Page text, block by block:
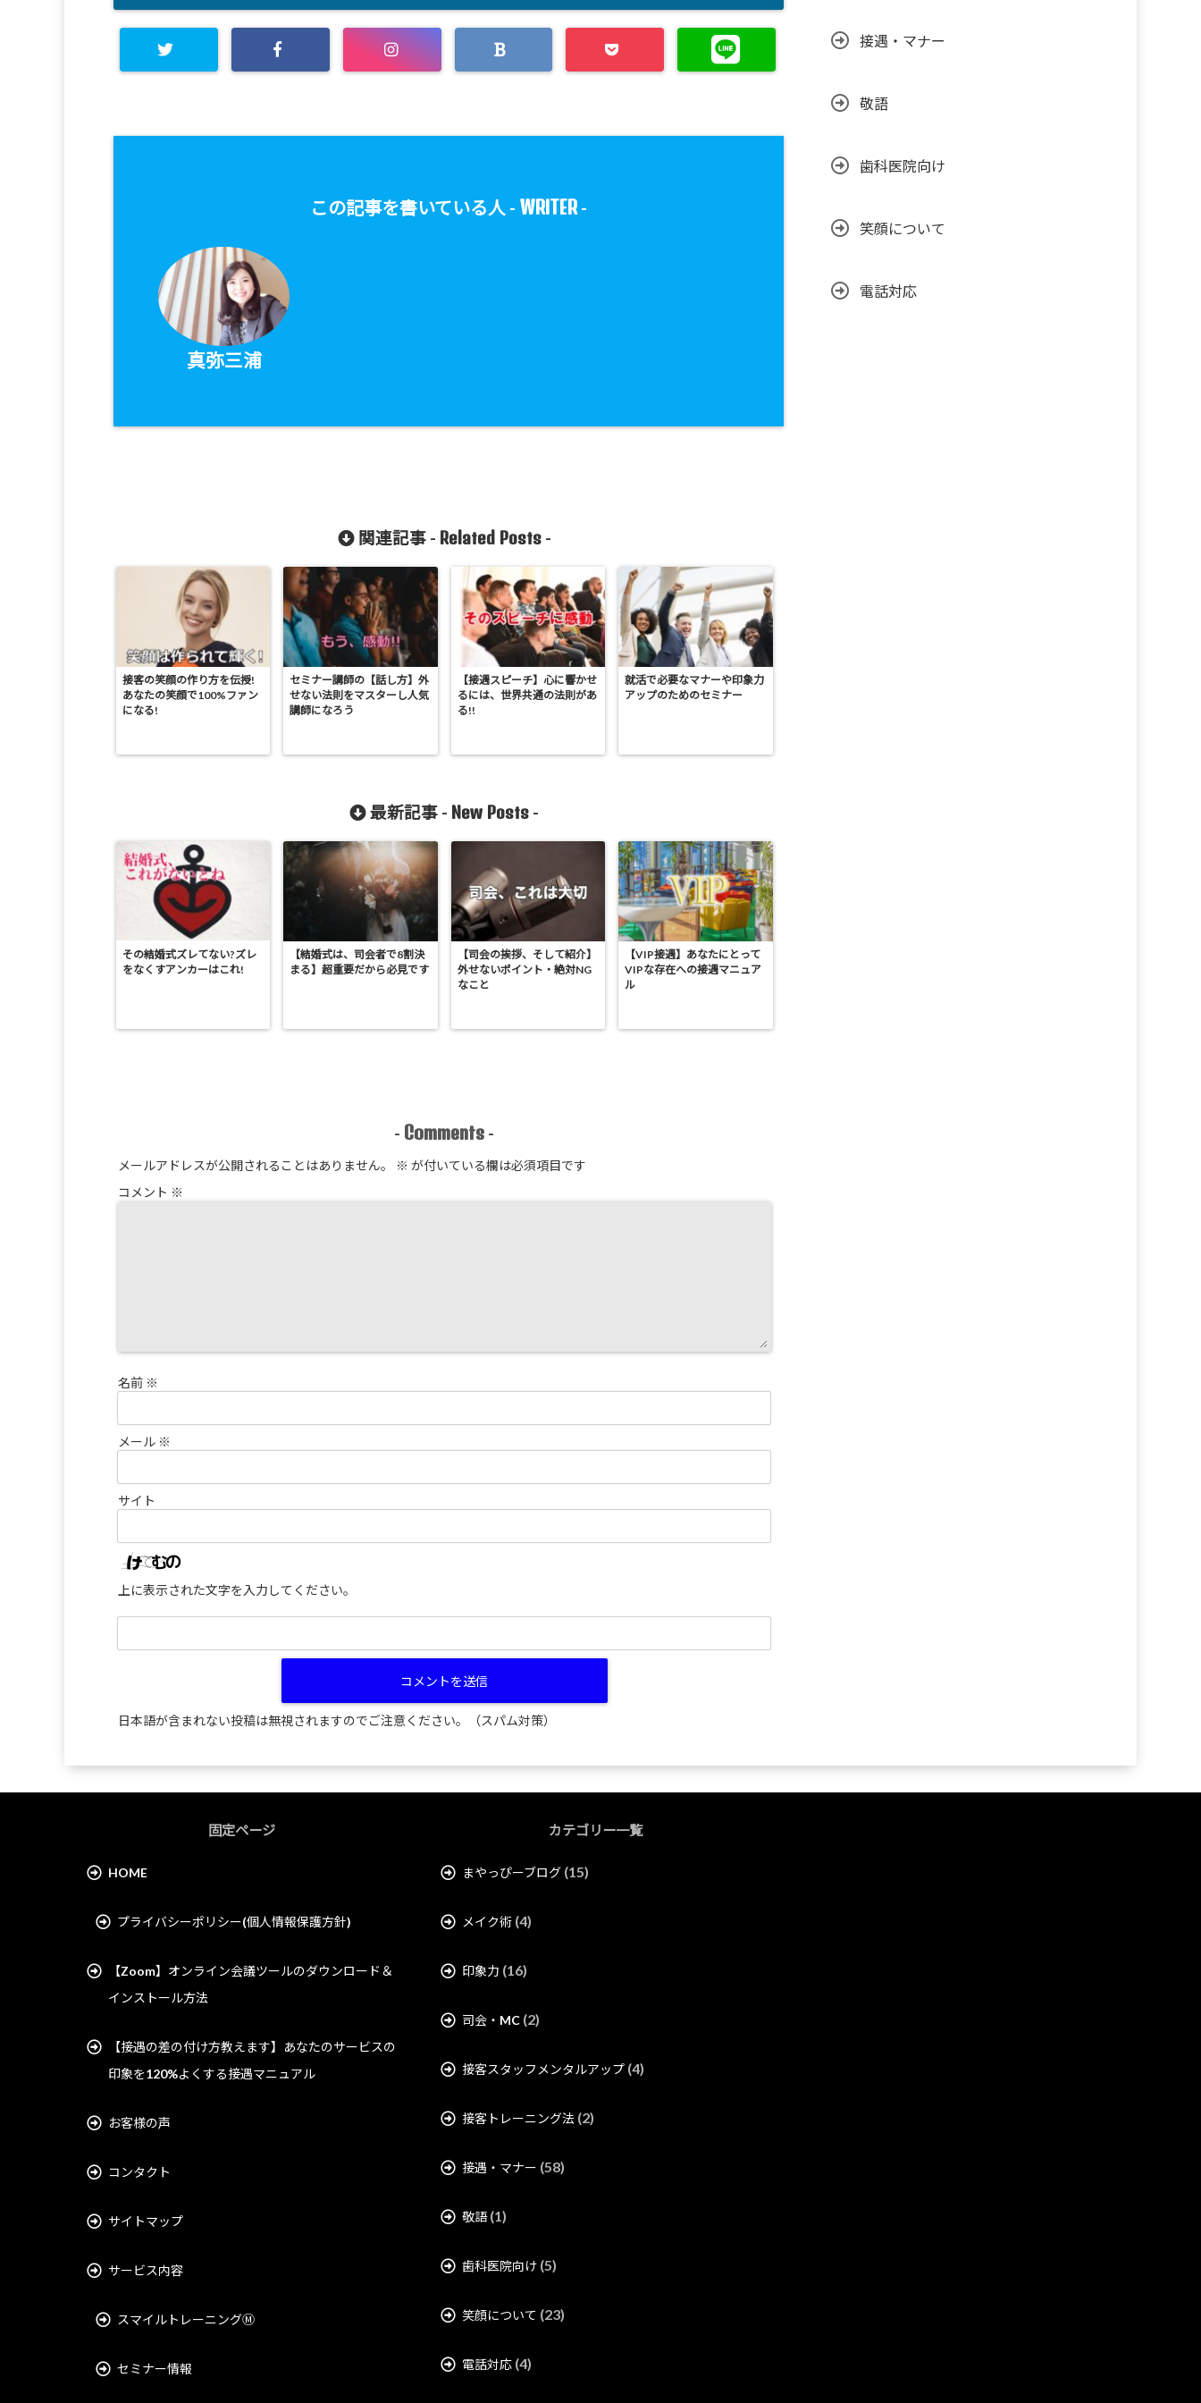
この記事を書いている人 - WRITER-
真弥三浦
関連記事 - Related Posts-
接客の笑顔の作り方を伝授!
あなたの笑顔で100%ファン
になる!
セミナー講師の【話し方】外
せない法則をマスターし人気
講師になろう
【接遇スピーチ】心に響かせ
るには、世界共通の法則があ
る!!
就活で必要なマナーや印象力
アップのためのセミナー
最新記事 - New Posts -
その結婚式ズレてない?ズレ
をなくすアンカーはこれ!
【結婚式は、司会者で8割決
まる】超重要だから必見です
【司会の挨拶、そして紹介】
外せないポイント・絶対NG
なこと
【VIP接遇】あなたにとって
VIPな存在への接遇マニュア
ル
- Comments -
メールアドレスが公開されることはありません。 ※ が付いている欄は必須項目です
コメント ※
名前 ※
メール ※
サイト
上に表示された文字を入力してください。
日本語が含まれない投稿は無視されますのでご注意ください。（スパム対策）
接遇・マナー
敬語
歯科医院向け
笑顔について
電話対応
固定ページ
HOME
プライバシーポリシー(個人情報保護方針)
【Zoom】オンライン会議ツールのダウンロード＆
インストール方法
【接遇の差の付け方教えます】あなたのサービスの
印象を120%よくする接遇マニュアル
お客様の声
コンタクト
サイトマップ
サービス内容
スマイルトレーニングⓂ︎
セミナー情報
カテゴリー一覧
まやっぴーブログ (15)
メイク術 (4)
印象力 (16)
司会・MC (2)
接客スタッフメンタルアップ (4)
接客トレーニング法 (2)
接遇・マナー (58)
敬語(1)
歯科医院向け (5)
笑顔について (23)
電話対応 (4)